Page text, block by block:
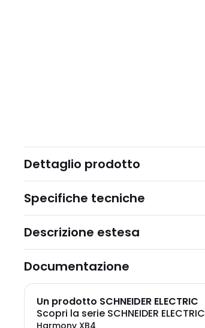
Dettaglio prodotto
Specifiche tecniche
Descrizione estesa
Documentazione
Un prodotto SCHNEIDER ELECTRIC
Scopri la serie SCHNEIDER ELECTRIC
Harmony XB4